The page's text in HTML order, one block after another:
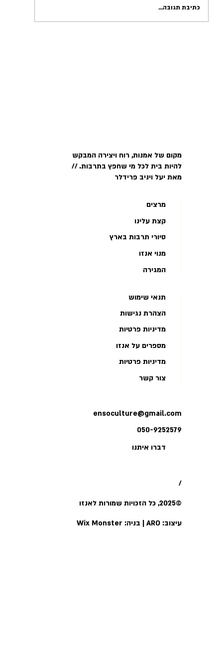
כתיבת תגובה...
תנאי שימוש
הצהרת נגישות
מדיניות פרטיות
מספרים על אנזו
מדיניות פרטיות
צור קשר
עיצוב:ARO
| בניה: Wix Monster
מרצים
קצת עלינו
סיורי תרבות בארץ
מנוי אנזו
המגירה
מקום של אמנות, רוח ויצירה המבקש
להיות בית לכל מי שחפץ בתרבות. //
מאת יעל ויניב פרידלר
©2025, כל הזכויות שמורות לאנזו
ensoculture@gmail.com
050-9252579
דברו איתנו
/